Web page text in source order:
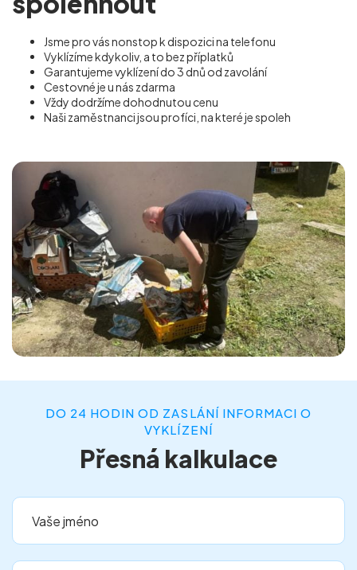
Jsme pro vás nonstop k dispozici na telefonu
Vyklízíme kdykoliv, a to bez příplatků
Garantujeme vyklízení do 3 dnů od zavolání
Cestovné je u nás zdarma
Vždy dodržíme dohodnutou cenu
Naši zaměstnanci jsou profíci, na které je spoleh
DO 24 HODIN OD ZASLÁNÍ INFORMACI O
VYKLÍZENÍ
Přesná kalkulace
Vaše jméno